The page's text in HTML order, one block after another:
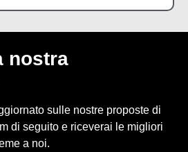
nostra
sulle nostre proposte di
di seguito e riceverai le migliori
a noi.